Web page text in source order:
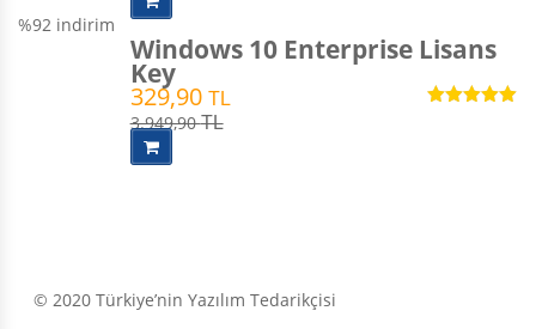
%92 indirim
Windows 10 Enterprise Lisans
Key
329,90 TL
3.949,90TL
© 2020 Türkiye’nin Yazılım Tedarikçisi